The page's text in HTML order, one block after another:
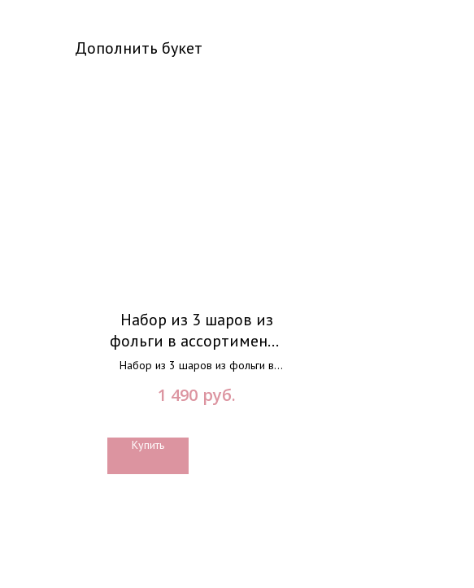
Дополнить букет
Набор из 3 шаров из
фольги в ассортименте
на грузике
Набор из 3 шаров из фольги в
Оформите заказ, и мы доставим
вам свежие цветы в любое время
1 490 руб.
Купить